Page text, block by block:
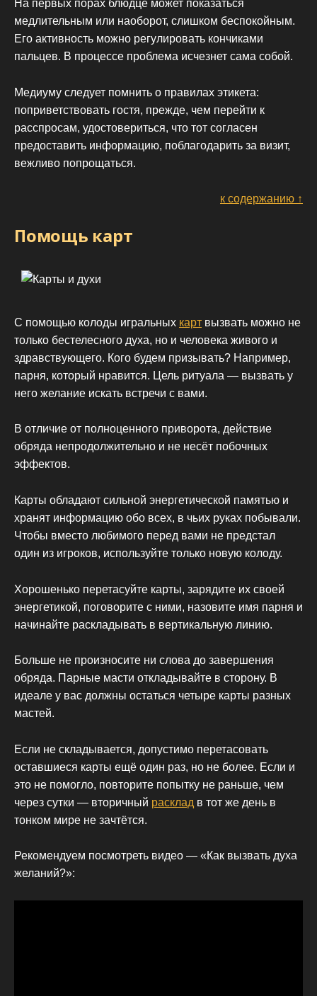
На первых порах блюдце может показаться
медлительным или наоборот, слишком беспокойным.
Его активность можно регулировать кончиками
пальцев. В процессе проблема исчезнет сама собой.
Медиуму следует помнить о правилах этикета:
поприветствовать гостя, прежде, чем перейти к
расспросам, удостовериться, что тот согласен
предоставить информацию, поблагодарить за визит,
вежливо попрощаться.
к содержанию ↑
Помощь карт
С помощью колоды игральных карт вызвать можно не
только бестелесного духа, но и человека живого и
здравствующего. Кого будем призывать? Например,
парня, который нравится. Цель ритуала — вызвать у
него желание искать встречи с вами.
В отличие от полноценного приворота, действие
обряда непродолжительно и не несёт побочных
эффектов.
Карты обладают сильной энергетической памятью и
хранят информацию обо всех, в чьих руках побывали.
Чтобы вместо любимого перед вами не предстал
один из игроков, используйте только новую колоду.
Хорошенько перетасуйте карты, зарядите их своей
энергетикой, поговорите с ними, назовите имя парня и
начинайте раскладывать в вертикальную линию.
Больше не произносите ни слова до завершения
обряда. Парные масти откладывайте в сторону. В
идеале у вас должны остаться четыре карты разных
мастей.
Если не складывается, допустимо перетасовать
оставшиеся карты ещё один раз, но не более. Если и
это не помогло, повторите попытку не раньше, чем
через сутки — вторичный расклад в тот же день в
тонком мире не зачтётся.
Рекомендуем посмотреть видео — «Как вызвать духа
желаний?»: